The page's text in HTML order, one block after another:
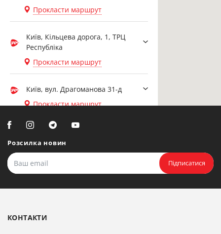
Прокласти маршрут
Київ, Кільцева дорога, 1, ТРЦ
Республіка
Прокласти маршрут
Київ, вул. Драгоманова 31-д
Прокласти маршрут
Біла Церква, вул. Ярослава
Мудрого, 20, офіс 108
Прокласти маршрут
Розсилка новин
Підписатися
КОНТАКТИ